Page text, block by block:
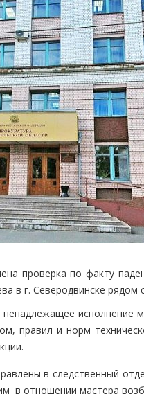
проверка по факту
в г. Северодвинске
ненадлежащее
правил и норм
в следственный
в отношении мастера